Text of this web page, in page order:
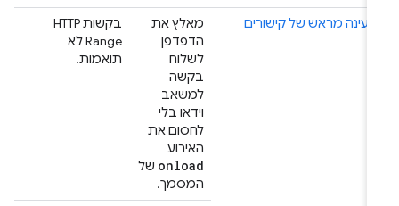
טעינה מראש של קישורים
מאלץ את
הדפדפן
לשלוח
בקשה
למשאב
וידאו בלי
לחסום את
האירוע
onloadשל
המסמך.
בקשות HTTP
Range לא
תואמות.